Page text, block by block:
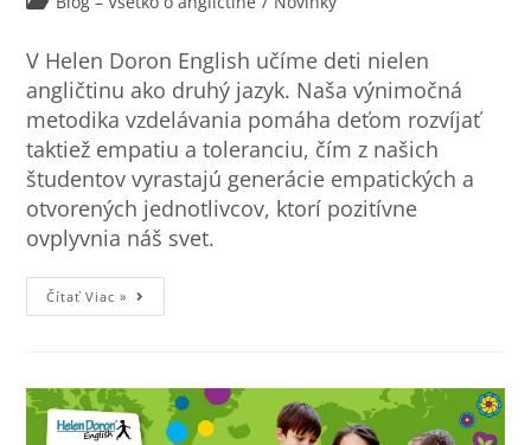
V Helen Doron English učíme deti nielen
angličtinu ako druhý jazyk. Naša výnimočná
metodika vzdelávania pomáha deťom rozvíjať
taktiež empatiu a toleranciu, čím z našich
študentov vyrastajú generácie empatických a
otvorených jednotlivcov, ktorí pozitívne
ovplyvnia náš svet.
Čítať Viac »